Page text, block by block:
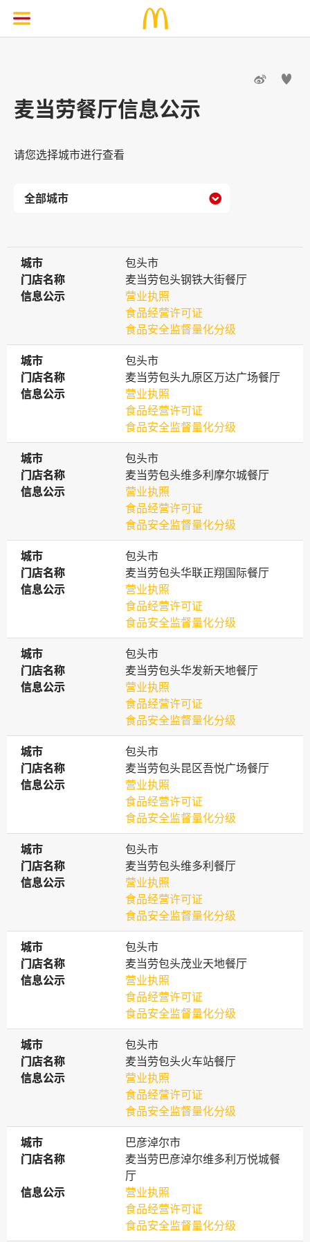
 
麦当劳餐厅信息公示
请您选择城市进行查看

城市
城市
包头市
门店名称
门店名称
麦当劳包头钢铁大街餐厅
信息公示
信息公示
营业执照
食品经营许可证
食品安全监督量化分级
城市
城市
包头市
门店名称
门店名称
麦当劳包头九原区万达广场餐厅
信息公示
信息公示
营业执照
食品经营许可证
食品安全监督量化分级
城市
城市
包头市
门店名称
门店名称
麦当劳包头维多利摩尔城餐厅
信息公示
信息公示
营业执照
食品经营许可证
食品安全监督量化分级
城市
城市
包头市
门店名称
门店名称
麦当劳包头华联正翔国际餐厅
信息公示
信息公示
营业执照
食品经营许可证
食品安全监督量化分级
城市
城市
包头市
门店名称
门店名称
麦当劳包头华发新天地餐厅
信息公示
信息公示
营业执照
食品经营许可证
食品安全监督量化分级
城市
城市
包头市
门店名称
门店名称
麦当劳包头昆区吾悦广场餐厅
信息公示
信息公示
营业执照
食品经营许可证
食品安全监督量化分级
城市
城市
包头市
门店名称
门店名称
麦当劳包头维多利餐厅
信息公示
信息公示
营业执照
食品经营许可证
食品安全监督量化分级
城市
城市
包头市
门店名称
门店名称
麦当劳包头茂业天地餐厅
信息公示
信息公示
营业执照
食品经营许可证
食品安全监督量化分级
城市
城市
包头市
门店名称
门店名称
麦当劳包头火车站餐厅
信息公示
信息公示
营业执照
食品经营许可证
食品安全监督量化分级
城市
城市
巴彦淖尔市
门店名称
门店名称
麦当劳巴彦淖尔维多利万悦城餐
厅
信息公示
信息公示
营业执照
食品经营许可证
食品安全监督量化分级